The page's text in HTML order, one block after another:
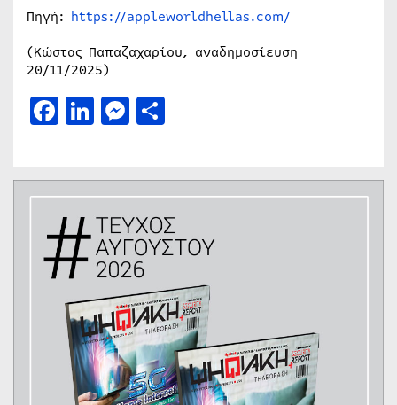
Πηγή: https://appleworldhellas.com/
(Κώστας Παπαζαχαρίου, αναδημοσίευση
20/11/2025)
Facebook
LinkedIn
Messenger